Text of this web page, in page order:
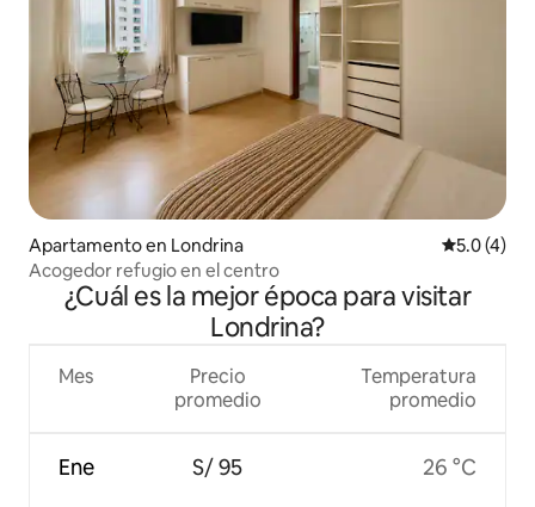
Apartamento en Londrina
5.0 (4)
Acogedor refugio en el centro
¿Cuál es la mejor época para visitar
Londrina?
Mes
Ene
Precio
promedio
S/ 95
Temperatura
promedio
26 °C